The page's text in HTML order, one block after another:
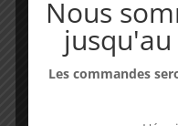
Nous
Les commandes